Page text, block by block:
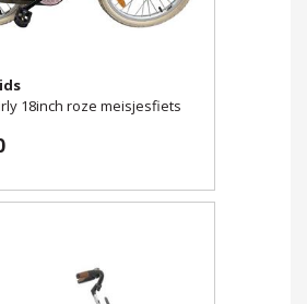
18inch roze meisjesfiets